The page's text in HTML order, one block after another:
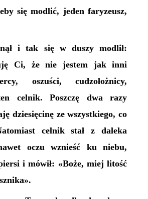
się modlić, jeden faryzeusz,
i tak się w duszy modlił:
Ci, że nie jestem jak inni
oszuści, cudzołożnicy,
celnik. Poszczę dwa razy
dziesięcinę ze wszystkiego, co
celnik stał z daleka
oczu wznieść ku niebu,
i mówił: «Boże, miej litość